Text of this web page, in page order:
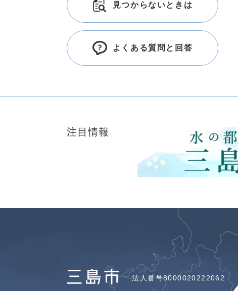
見つからないときは
よくある質問と回答
注目情報
法人番号8000020222062